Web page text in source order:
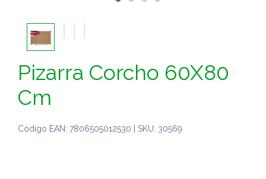
Pizarra Corcho 60X80
Cm
Código EAN: 7806505012530 | SKU: 30569